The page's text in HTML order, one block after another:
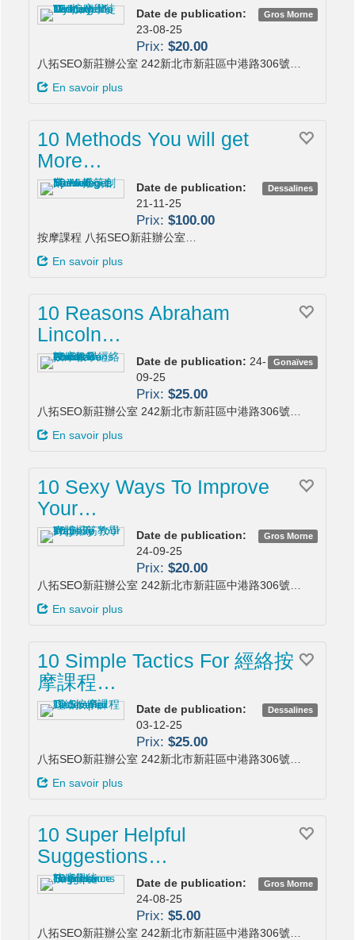
Gros Morne
Date de publication:
23-08-25
Prix: $20.00
八拓SEO新莊辦公室 242新北市新莊區中港路306號…
En savoir plus
10 Methods You will get
More…
Dessalines
Date de publication:
21-11-25
Prix: $100.00
按摩課程 八拓SEO新莊辦公室…
En savoir plus
10 Reasons Abraham
Lincoln…
Gonaïves
Date de publication: 24-
09-25
Prix: $25.00
八拓SEO新莊辦公室 242新北市新莊區中港路306號…
En savoir plus
10 Sexy Ways To Improve
Your…
Gros Morne
Date de publication:
24-09-25
Prix: $20.00
八拓SEO新莊辦公室 242新北市新莊區中港路306號…
En savoir plus
10 Simple Tactics For 經絡按
摩課程…
Dessalines
Date de publication:
03-12-25
Prix: $25.00
八拓SEO新莊辦公室 242新北市新莊區中港路306號…
En savoir plus
10 Super Helpful
Suggestions…
Gros Morne
Date de publication:
24-08-25
Prix: $5.00
八拓SEO新莊辦公室 242新北市新莊區中港路306號…